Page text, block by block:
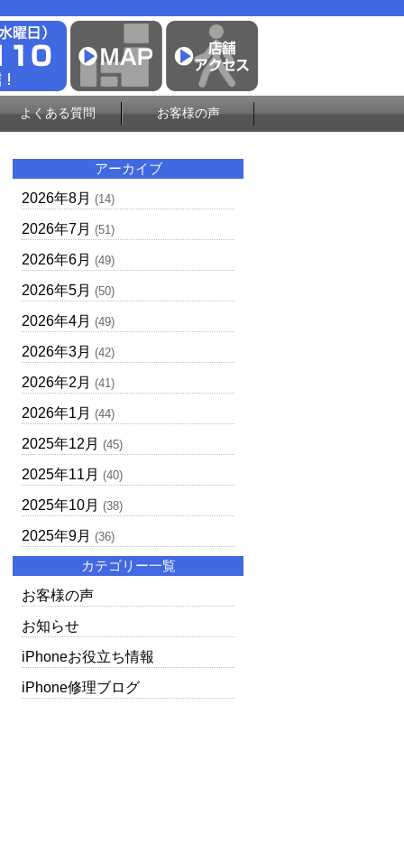
よくある質問 お客様の声
アーカイブ
2026年8月 (14)
2026年7月 (51)
2026年6月 (49)
2026年5月 (50)
2026年4月 (49)
2026年3月 (42)
2026年2月 (41)
2026年1月 (44)
2025年12月 (45)
2025年11月 (40)
2025年10月 (38)
2025年9月 (36)
カテゴリー一覧
お客様の声
お知らせ
iPhoneお役立ち情報
iPhone修理ブログ